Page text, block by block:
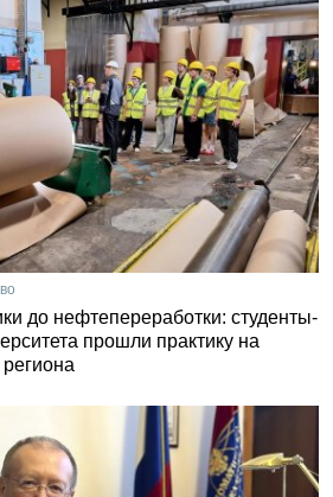
до нефтепереработки: студенты-
прошли практику на